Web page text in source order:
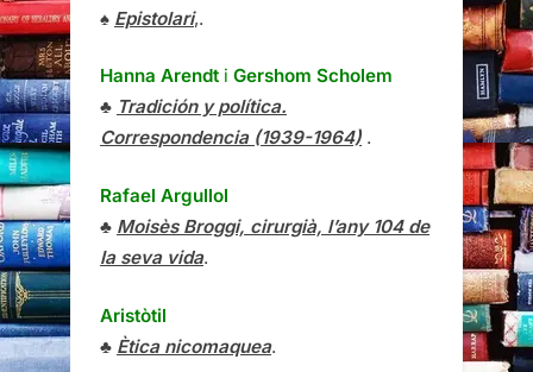
♠ Epistolari,.
Hanna Arendt i Gershom Scholem
♣ Tradición y política.
Correspondencia (1939-1964) .
Rafael Argullol
♣ Moisès Broggi, cirurgià, l’any 104 de
la seva vida.
Aristòtil
♣ Ètica nicomaquea.